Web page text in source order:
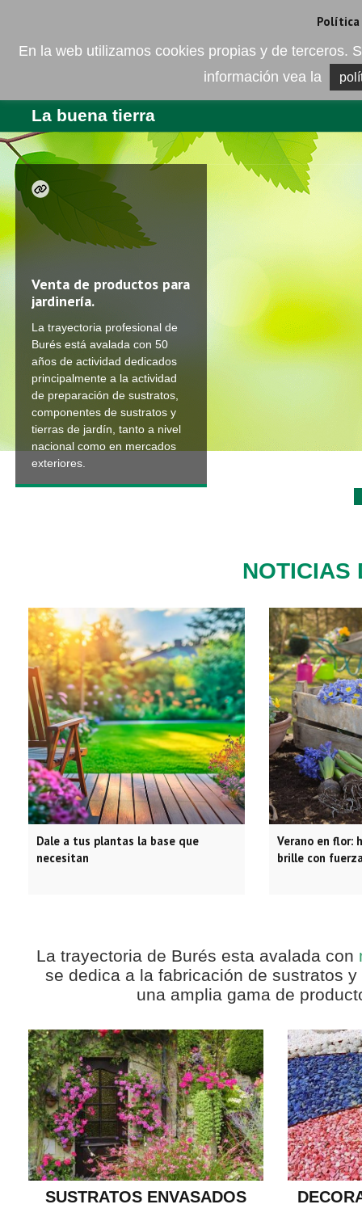
La buena tierra
EMPRESA PRODUCTOS
Venta de productos para
jardinería.
La trayectoria profesional de
Burés está avalada con 50
años de actividad dedicados
principalmente a la actividad
de preparación de sustratos,
componentes de sustratos y
tierras de jardín, tanto a nivel
nacional como en mercados
exteriores.
NOTICIAS
Dale a tus plantas la base que
necesitan
Verano en flor:
brille con
La trayectoria de Burés esta avalada con
se dedica a la fabricación de sustratos
una amplia gama de
SUSTRATOS ENVASADOS
Política
En la web utilizamos cookies propias y de terceros.
información vea la